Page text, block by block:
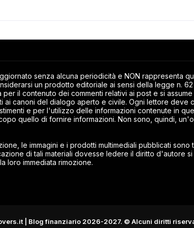
senza alcuna periodicità e NON rappresenta
un prodotto editoriale ai sensi della legge n. 62
per il contenuto dei commenti relativi ai post e si
ai canoni del dialogo aperto e civile. Ogni lettore deve
e per l'utilizzo delle informazioni contenute in
quello di fornire informazioni. Non sono, quindi,
le immagini e i prodotti multimediali pubblicati sono
di tali materiali dovesse ledere il diritto d'autore
loro immediata rimozione.
| Blog finanziario 2026-2027. © Alcuni diritti